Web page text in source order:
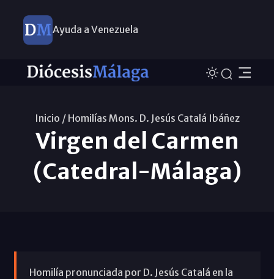
Ayuda a Venezuela
Inicio / Homilías Mons. D. Jesús Catalá Ibáñez
Virgen del Carmen
(Catedral-Málaga)
Homilía pronunciada por D. Jesús Catalá en la